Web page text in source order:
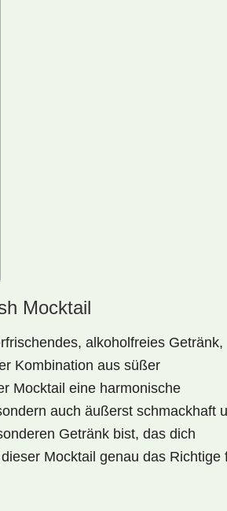
Mocktail
alkoholfreies Getränk,
Kombination aus süßer
Mocktail eine harmonische
auch äußerst schmackhaft
Getränk bist, das dich
Mocktail genau das Richtige